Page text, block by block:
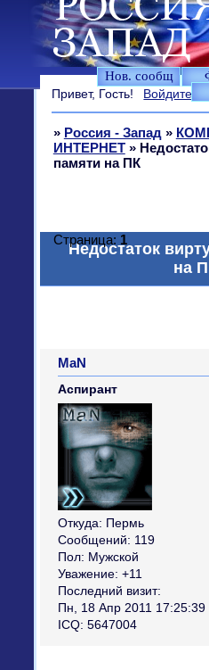
Нов. сообщ
Привет, Гость! Войдите
» Россия - Запад »
ИНТЕРНЕТ »
памяти на ПК
Недостаток
на
Страница: 1
MaN
Аспирант
Откуда: Пермь
Сообщений: 119
Пол: Мужской
Уважение: +11
Последний визит:
Пн, 18 Апр 2011 17:25:39
ICQ: 5647004